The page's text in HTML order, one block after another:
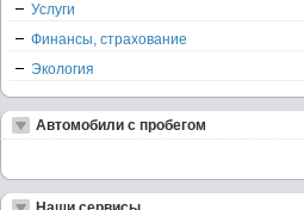
Услуги
Финансы, страхование
Экология
Автомобили с пробегом